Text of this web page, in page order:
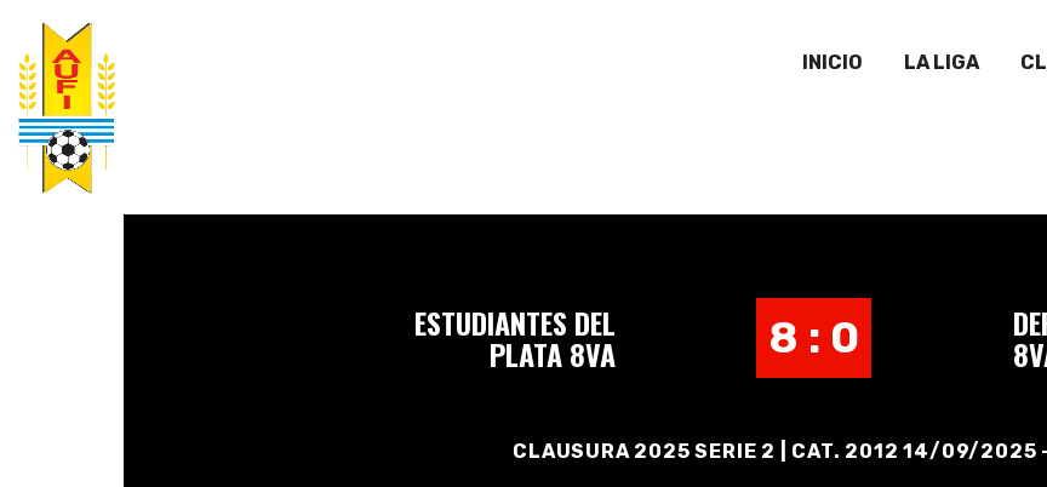
INICIO LA LIGA
ESTUDIANTES DEL
PLATA 8VA 8 : 0
CLAUSURA 2025 SERIE 2 | CAT. 2012 14/09/2025